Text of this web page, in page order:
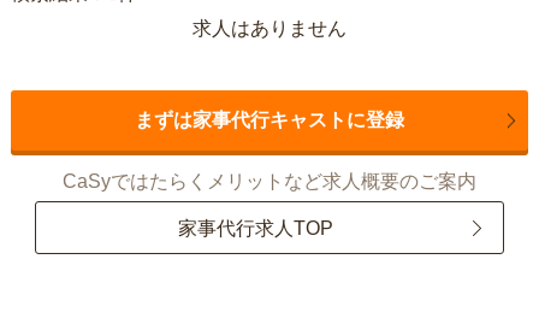
求人はありません
まずは家事代行キャストに登録
CaSyではたらくメリットなど求人概要のご案内
家事代行求人TOP